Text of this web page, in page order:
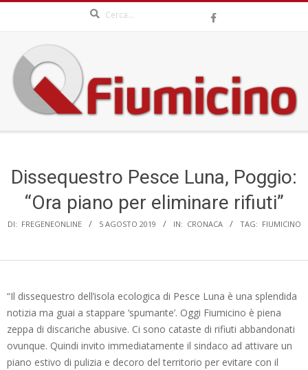
content
QFIUMICINO.COM
MenuDissequestro Pesce Luna, Poggio:
“Ora piano per eliminare rifiuti”
DI: FREGENEONLINE 5 AGOSTO 2019 IN: CRONACA TAG: FIUMICINO
“Il dissequestro dell’isola ecologica di Pesce Luna è una splendida
notizia ma guai a stappare ‘spumante’. Oggi Fiumicino è piena
zeppa di discariche abusive. Ci sono cataste di rifiuti abbandonati
ovunque. Quindi invito immediatamente il sindaco ad attivare un
piano estivo di pulizia e decoro del territorio per evitare con il